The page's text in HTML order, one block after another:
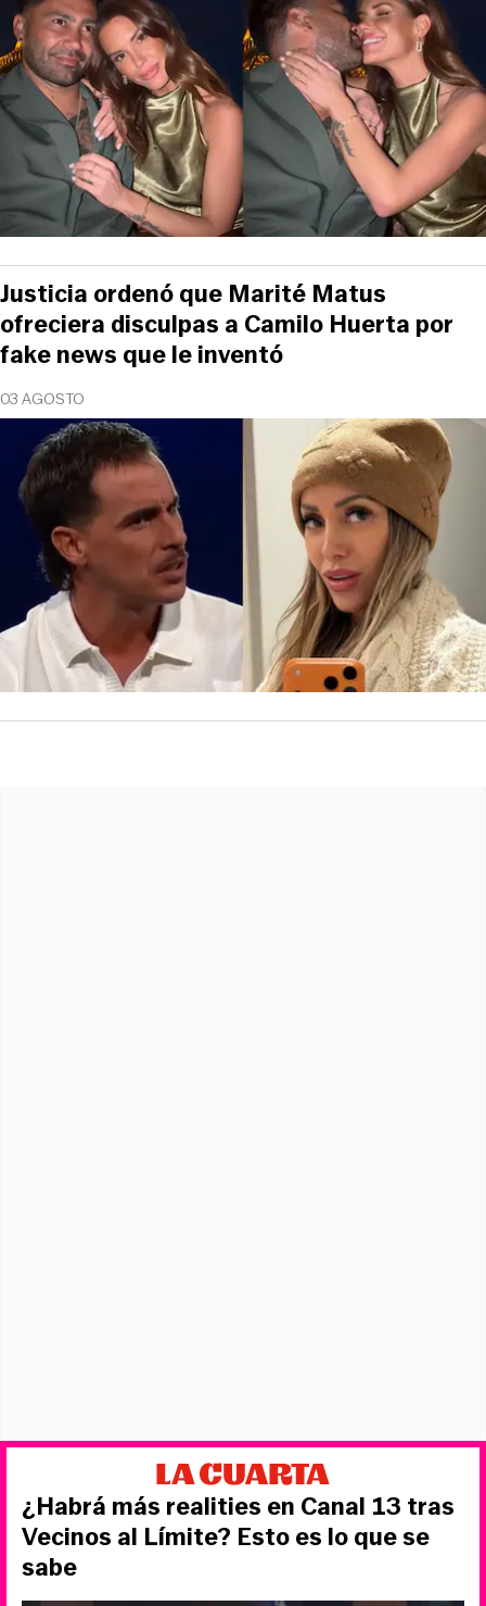
03 AGOSTO
Justicia ordenó que Marité Matus
ofreciera disculpas a Camilo Huerta por
fake news que le inventó
¿Habrá más realities en Canal 13 tras
Vecinos al Límite? Esto es lo que se
sabe